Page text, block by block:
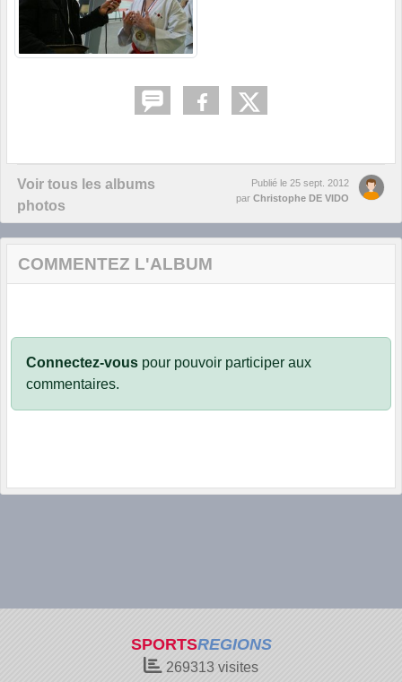
Voir tous les albums
photos
Publié le 25 sept. 2012
par Christophe DE VIDO
COMMENTEZ L'ALBUM
Connectez-vous pour pouvoir participer aux
commentaires.
SPORTSREGIONS
269313 visites